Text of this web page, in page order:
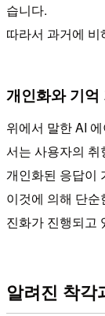
습니다.
따라서 과거에
개인화와 기억
위에서 말한 AI
서는 사용자의
개인화된 응답이
이것에 의해 단
진화가 진행되고
알려진 착각